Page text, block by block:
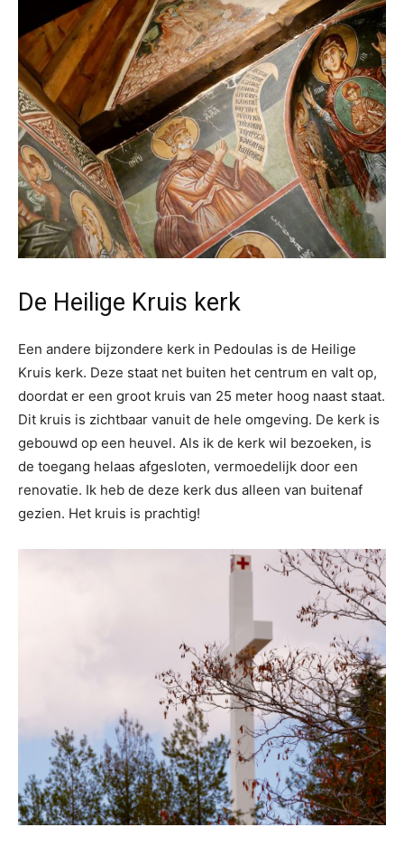
De Heilige Kruis kerk
Een andere bijzondere kerk in Pedoulas is de Heilige
Kruis kerk. Deze staat net buiten het centrum en valt op,
doordat er een groot kruis van 25 meter hoog naast staat.
Dit kruis is zichtbaar vanuit de hele omgeving. De kerk is
gebouwd op een heuvel. Als ik de kerk wil bezoeken, is
de toegang helaas afgesloten, vermoedelijk door een
renovatie. Ik heb de deze kerk dus alleen van buitenaf
gezien. Het kruis is prachtig!